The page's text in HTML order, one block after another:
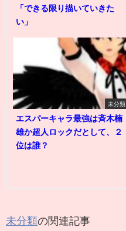
「できる限り描いていきた
い」
未分類
エスパーキャラ最強は斉木楠
雄か超人ロックだとして、２
位は誰？
未分類の関連記事